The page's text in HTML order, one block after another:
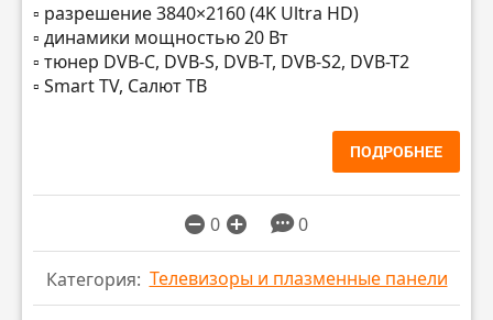
▫️ разрешение 3840×2160 (4K Ultra HD)
▫️ динамики мощностью 20 Вт
▫️ тюнер DVB-C, DVB-S, DVB-T, DVB-S2, DVB-T2
▫️ Smart TV, Салют ТВ
ПОДРОБНЕЕ
0 0
Категория: Телевизоры и плазменные панели